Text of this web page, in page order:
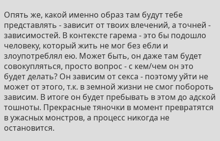
находится в тех трёх известных загробных мирах по
Православию (Чистилище, ад, рай).
В общем я почти уверен, что по ту сторону что-то
существует и никакого "ничего" быть не может, но
теорий, что именно там находится слишком много и
какая из них наиболее вероятная на мой взгляд,
очень сложно ответить.
Хотя есть ещё теория (о ней кстати писал кто-то выше
уже), что в момент смерти мозга он выбрасывает
такой большой заряд энергии, как при начале
сновидений, но в десятки и сотни раз сильнее, что
может привести к почти бесконечному для нашего
Опять же, какой именно образ там будут тебе
представлять - зависит от твоих влечений, а точней -
зависимостей. В контексте гарема - это бы подошло
человеку, который жить не мог без ебли и
злоупотреблял ею. Может быть, он даже там будет
совокупляться, просто вопрос - с кем/чем он это
будет делать? Он зависим от секса - поэтому уйти не
может от этого, т.к. в земной жизни не смог побороть
зависим. В итоге он будет пребывать в этом до адской
тошноты. Прекрасные тяночки в момент превратятся
в ужасных монстров, а процесс никогда не
остановится.